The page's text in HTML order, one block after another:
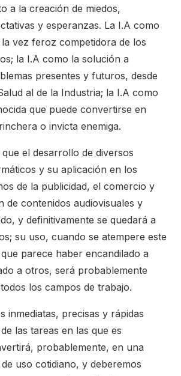
a la creación de miedos,
y esperanzas. La I.A como
vez feroz competidora de los
la I.A como la solución a
presentes y futuros, desde
al de la Industria; la I.A como
que puede convertirse en
o invicta enemiga.
el desarrollo de diversos
y su aplicación en los
de la publicidad, el comercio y
de contenidos audiovisuales y
y definitivamente se quedará a
su uso, cuando se atempere este
parece haber encandilado a
a otros, será probablemente
los campos de trabajo.
inmediatas, precisas y rápidas
las tareas en las que es
probablemente, en una
uso cotidiano, y deberemos